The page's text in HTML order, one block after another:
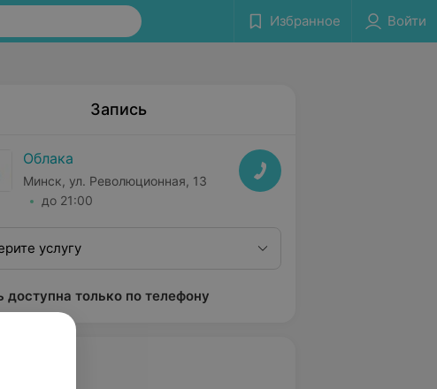
Избранное Войти
Запись
Облака
Минск, ул. Революционная, 13
до 21:00
услугу
доступна только по телефону